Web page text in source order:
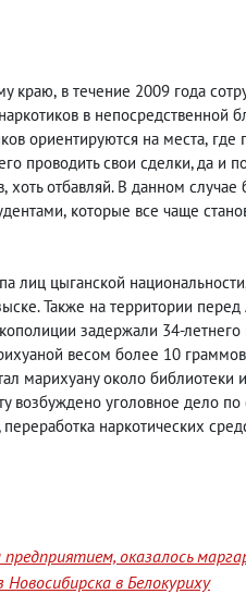
краю, в течение 2009 года
в непосредственной
ориентируются на места, где
проводить свои сделки, да и
, хоть отбавляй. В данном
, которые все чаще
лиц цыганской национальности
Также на территории
задержали 34-
весом более 10
марихуану около
возбуждено уголовное дело по
переработка наркотических
оказалось
в Белокуриху